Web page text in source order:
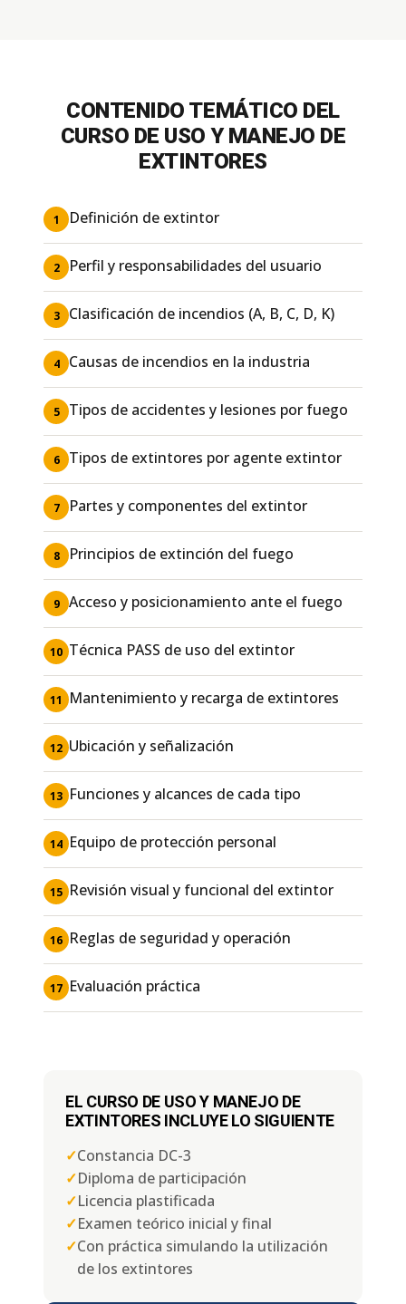
CONTENIDO TEMÁTICO DEL
CURSO DE USO Y MANEJO DE
EXTINTORES
1 Definición de extintor
2 Perfil y responsabilidades del usuario
3 Clasificación de incendios (A, B, C, D, K)
4 Causas de incendios en la industria
5 Tipos de accidentes y lesiones por fuego
6 Tipos de extintores por agente extintor
7 Partes y componentes del extintor
8 Principios de extinción del fuego
9 Acceso y posicionamiento ante el fuego
10 Técnica PASS de uso del extintor
11 Mantenimiento y recarga de extintores
12 Ubicación y señalización
13 Funciones y alcances de cada tipo
14 Equipo de protección personal
15 Revisión visual y funcional del extintor
16 Reglas de seguridad y operación
17 Evaluación práctica
EL CURSO DE USO Y MANEJO DE
EXTINTORES INCLUYE LO SIGUIENTE
✓Constancia DC-3
✓Diploma de participación
✓Licencia plastificada
✓Examen teórico inicial y final
✓Con práctica simulando la utilización
de los extintores